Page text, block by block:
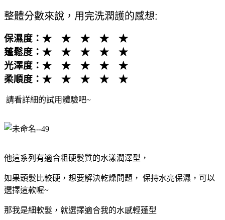
整體分數來說，用完洗潤護的感想:
保濕度：★ ★ ★ ★ ★
蓬鬆度：★ ★ ★ ★ ★
光澤度：★ ★ ★ ★ ★
柔順度：★ ★ ★ ★ ★
請看詳細的試用體驗吧~
他這系列有適合粗硬髮質的水漾潤澤型，
如果頭髮比較硬，想要解決乾燥問題， 保持水亮保濕，可以
選擇這款喔~
那我是細軟髮，就選擇適合我的水感輕蓬型